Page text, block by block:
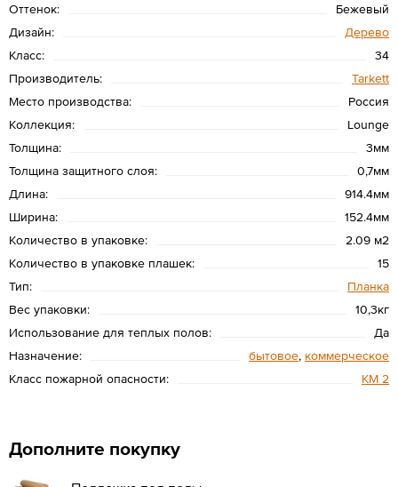
Оттенок:
Бежевый
Дизайн:
Дерево
Класс:
34
Производитель:
Tarkett
Место производства:
Россия
Коллекция:
Lounge
Толщина:
3мм
Толщина защитного слоя:
0,7мм
Длина:
914.4мм
Ширина:
152.4мм
Количество в упаковке:
2.09 м2
Количество в упаковке плашек:
15
Тип:
Планка
Вес упаковки:
10,3кг
Использование для теплых полов:
Да
Назначение:
бытовое, коммерческое
Класс пожарной опасности:
КМ 2
Дополните покупку